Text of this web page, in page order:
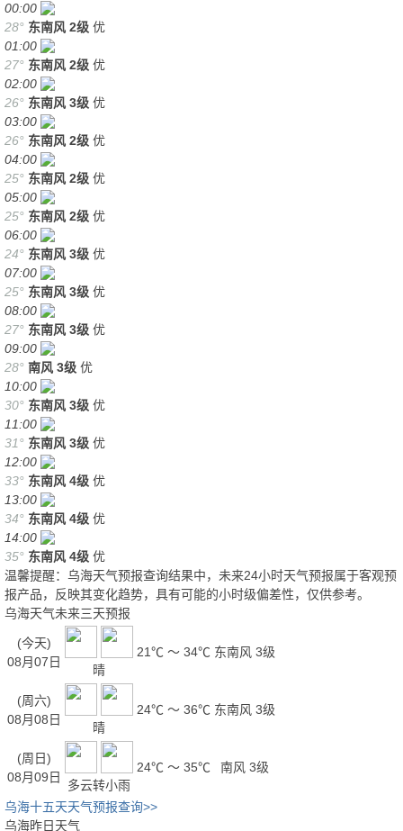
00:00
28° 东南风 2级 优
01:00
27° 东南风 2级 优
02:00
26° 东南风 3级 优
03:00
26° 东南风 2级 优
04:00
25° 东南风 2级 优
05:00
25° 东南风 2级 优
06:00
24° 东南风 3级 优
07:00
25° 东南风 3级 优
08:00
27° 东南风 3级 优
09:00
28° 南风 3级 优
10:00
30° 东南风 3级 优
11:00
31° 东南风 3级 优
12:00
33° 东南风 4级 优
13:00
34° 东南风 4级 优
14:00
35° 东南风 4级 优
温馨提醒：乌海天气预报查询结果中，未来24小时天气预报属于客观预
报产品，反映其变化趋势，具有可能的小时级偏差性，仅供参考。
乌海天气未来三天预报
(今天)
08月07日
晴
21℃ ～ 34℃ 东南风 3级
(周六)
08月08日
晴
24℃ ～ 36℃ 东南风 3级
(周日)
08月09日
多云转小雨
24℃ ～ 35℃ 南风 3级
乌海十五天天气预报查询>>
乌海昨日天气